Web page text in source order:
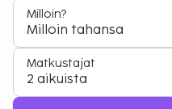
Milloin?
Milloin tahansa
Matkustajat
2 aikuista